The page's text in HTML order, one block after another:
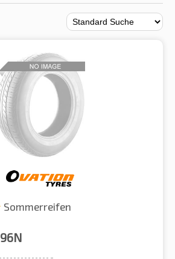
Sommerreifen
96N